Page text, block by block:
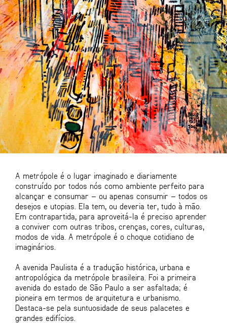
A metrópole é o lugar imaginado e diariamente
construído por todos nós como ambiente perfeito para
alcançar e consumar – ou apenas consumir – todos os
desejos e utopias. Ela tem, ou deveria ter, tudo à mão.
Em contrapartida, para aproveitá-la é preciso aprender
a conviver com outras tribos, crenças, cores, culturas,
modos de vida. A metrópole é o choque cotidiano de
imaginários.
A avenida Paulista é a tradução histórica, urbana e
antropológica da metrópole brasileira. Foi a primeira
avenida do estado de São Paulo a ser asfaltada; é
pioneira em termos de arquitetura e urbanismo.
Destaca-se pela suntuosidade de seus palacetes e
grandes edifícios.